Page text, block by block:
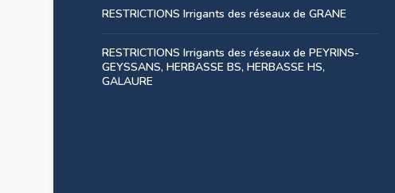
RESTRICTIONS Irrigants des réseaux de GRANE
RESTRICTIONS Irrigants des réseaux de PEYRINS-
GEYSSANS, HERBASSE BS, HERBASSE HS,
GALAURE